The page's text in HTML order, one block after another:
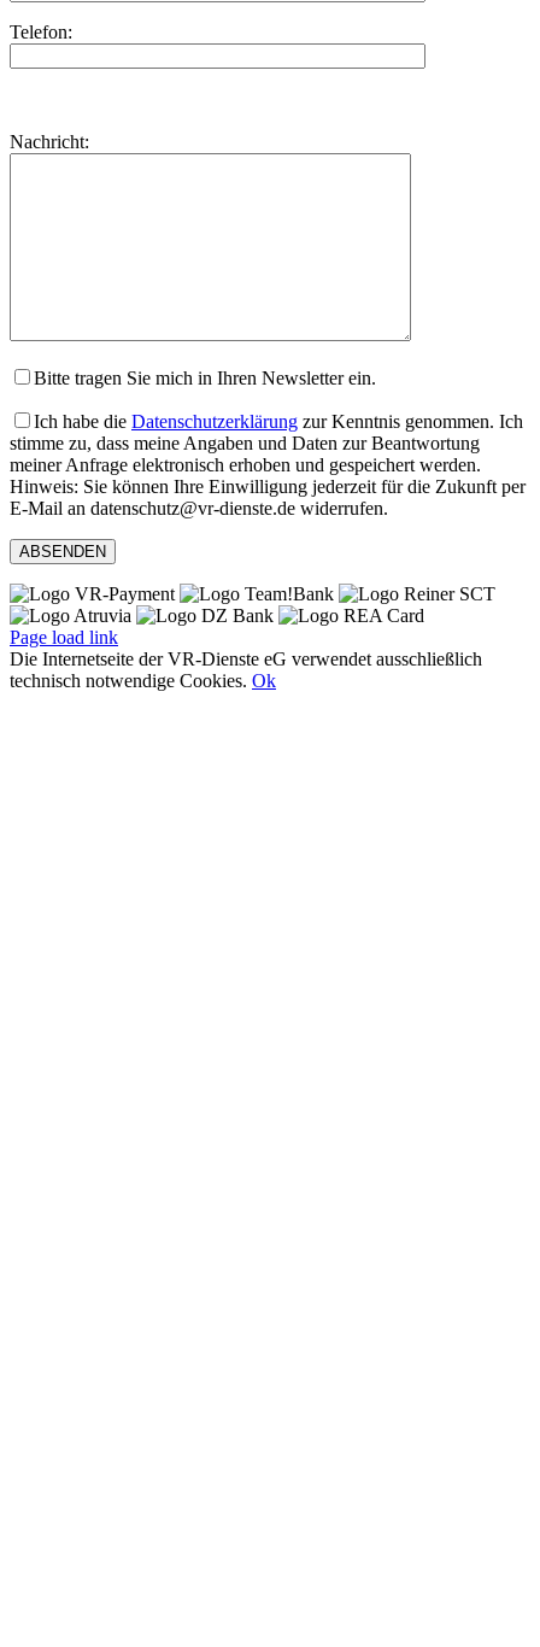
Telefon:
dieses
lasse
Nachricht:
Bitte tragen Sie mich in Ihren Newsletter ein.
Ich habe die Datenschutzerklärung zur Kenntnis genommen. Ich
stimme zu, dass meine Angaben und Daten zur Beantwortung
meiner Anfrage elektronisch erhoben und gespeichert werden.
Hinweis: Sie können Ihre Einwilligung jederzeit für die Zukunft per
E-Mail an datenschutz@vr-dienste.de widerrufen.
Page load link
Die Internetseite der VR-Dienste eG verwendet ausschließlich
technisch notwendige Cookies. Ok